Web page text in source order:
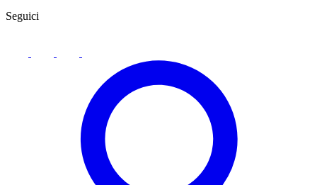
Seguici